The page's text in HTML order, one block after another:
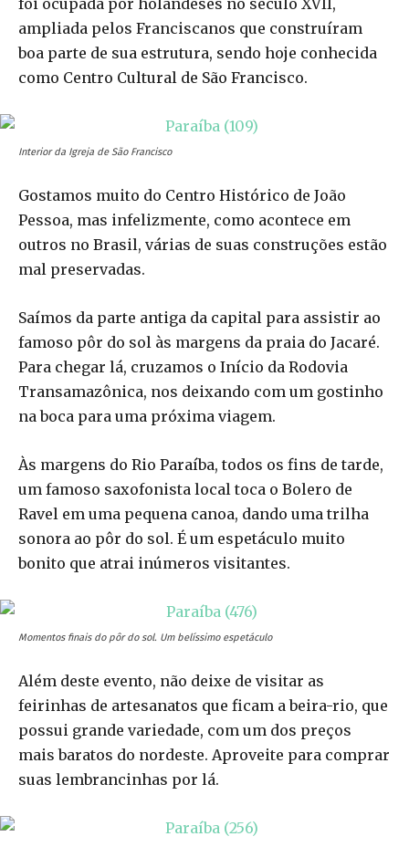
foi ocupada por holandeses no século XVII,
ampliada pelos Franciscanos que construíram
boa parte de sua estrutura, sendo hoje conhecida
como Centro Cultural de São Francisco.
Interior da Igreja de São Francisco
Gostamos muito do Centro Histórico de João
Pessoa, mas infelizmente, como acontece em
outros no Brasil, várias de suas construções estão
mal preservadas.
Saímos da parte antiga da capital para assistir ao
famoso pôr do sol às margens da praia do Jacaré.
Para chegar lá, cruzamos o Início da Rodovia
Transamazônica, nos deixando com um gostinho
na boca para uma próxima viagem.
Às margens do Rio Paraíba, todos os fins de tarde,
um famoso saxofonista local toca o Bolero de
Ravel em uma pequena canoa, dando uma trilha
sonora ao pôr do sol. É um espetáculo muito
bonito que atrai inúmeros visitantes.
Momentos finais do pôr do sol. Um belíssimo espetáculo
Além deste evento, não deixe de visitar as
feirinhas de artesanatos que ficam a beira-rio, que
possui grande variedade, com um dos preços
mais baratos do nordeste. Aproveite para comprar
suas lembrancinhas por lá.